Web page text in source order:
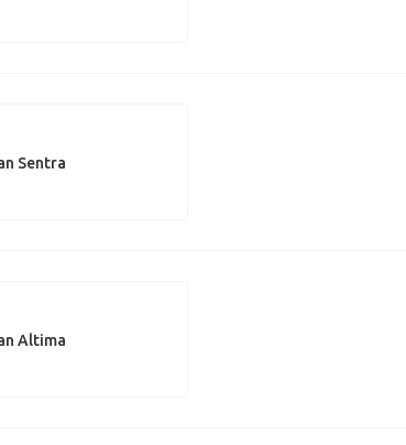
Sentra
Altima